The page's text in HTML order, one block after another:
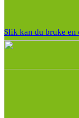
Slik kan du bruke